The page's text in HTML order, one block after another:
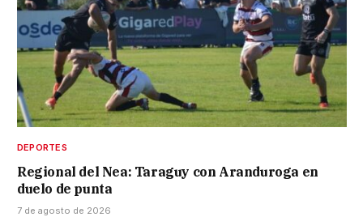
DEPORTES
Regional del Nea: Taraguy con Aranduroga en
duelo de punta
7 de agosto de 2026